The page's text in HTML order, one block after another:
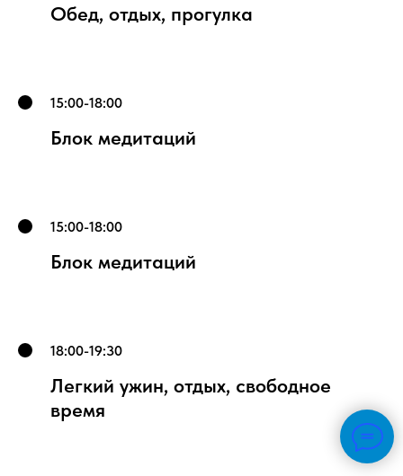
Обед, отдых, прогулка
15:00-18:00
Блок медитаций
15:00-18:00
Блок медитаций
18:00-19:30
Легкий ужин, отдых, свободное
время